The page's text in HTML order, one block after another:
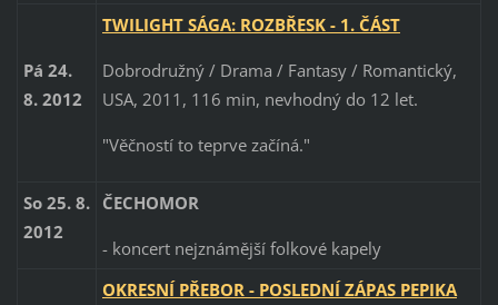
Pá 24.
8. 2012
TWILIGHT SÁGA: ROZBŘESK - 1. ČÁST
Dobrodružný / Drama / Fantasy / Romantický,
USA, 2011, 116 min, nevhodný do 12 let.
"Věčností to teprve začíná."
So 25. 8.
2012
ČECHOMOR
- koncert nejznámější folkové kapely
OKRESNÍ PŘEBOR - POSLEDNÍ ZÁPAS PEPIKA